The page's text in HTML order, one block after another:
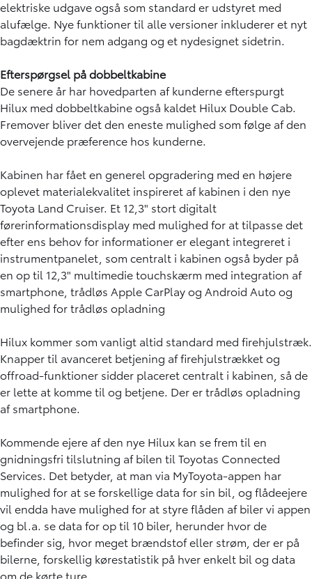
elektriske udgave også som standard er udstyret med
alufælge. Nye funktioner til alle versioner inkluderer et nyt
bagdæktrin for nem adgang og et nydesignet sidetrin.
Efterspørgsel på dobbeltkabine
De senere år har hovedparten af kunderne efterspurgt
Hilux med dobbeltkabine også kaldet Hilux Double Cab.
Fremover bliver det den eneste mulighed som følge af den
overvejende præference hos kunderne.
Kabinen har fået en generel opgradering med en højere
oplevet materialekvalitet inspireret af kabinen i den nye
Toyota Land Cruiser. Et 12,3" stort digitalt
førerinformationsdisplay med mulighed for at tilpasse det
efter ens behov for informationer er elegant integreret i
instrumentpanelet, som centralt i kabinen også byder på
en op til 12,3" multimedie touchskærm med integration af
smartphone, trådløs Apple CarPlay og Android Auto og
mulighed for trådløs opladning
Hilux kommer som vanligt altid standard med firehjulstræk.
Knapper til avanceret betjening af firehjulstrækket og
offroad-funktioner sidder placeret centralt i kabinen, så de
er lette at komme til og betjene. Der er trådløs opladning
af smartphone.
Kommende ejere af den nye Hilux kan se frem til en
gnidningsfri tilslutning af bilen til Toyotas Connected
Services. Det betyder, at man via MyToyota-appen har
mulighed for at se forskellige data for sin bil, og flådeejere
vil endda have mulighed for at styre flåden af biler vi appen
og bl.a. se data for op til 10 biler, herunder hvor de
befinder sig, hvor meget brændstof eller strøm, der er på
bilerne, forskellig kørestatistik på hver enkelt bil og data
om de kørte ture.